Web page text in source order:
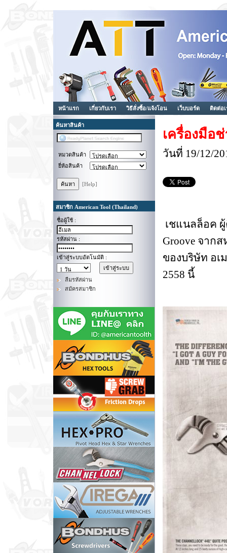
หน้าแรก เกี่ยวกับเรา วิธีสั่งซื้อ/แจ้งโอน เว็บบอร์ด ติดต่อเ
ค้นหาสินค้า
หมวดสินค้า
ยี่ห้อสินค้า
[Help]
สมาชิก American Tool (Thailand)
ชื่อผู้ใช้ :
รหัสผ่าน :
เข้าสู่ระบบอัตโนมัติ :
ลืมรหัสผ่าน
สมัครสมาชิก
เครื่องมือ
วันที่ 19/12/
เชแนลล็อค
Groove จาก
ของบริษัท อเ
2558 นี้